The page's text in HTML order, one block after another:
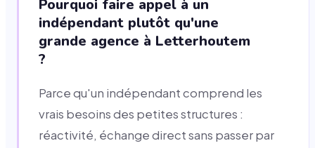
Pourquoi faire appel à un
indépendant plutôt qu'une
grande agence à Letterhoutem
?
Parce qu'un indépendant comprend les
vrais besoins des petites structures :
réactivité, échange direct sans passer par